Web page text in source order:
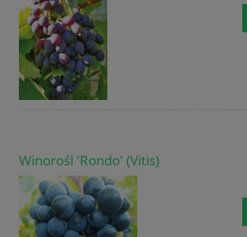
Winorośl 'Rondo' (Vitis)